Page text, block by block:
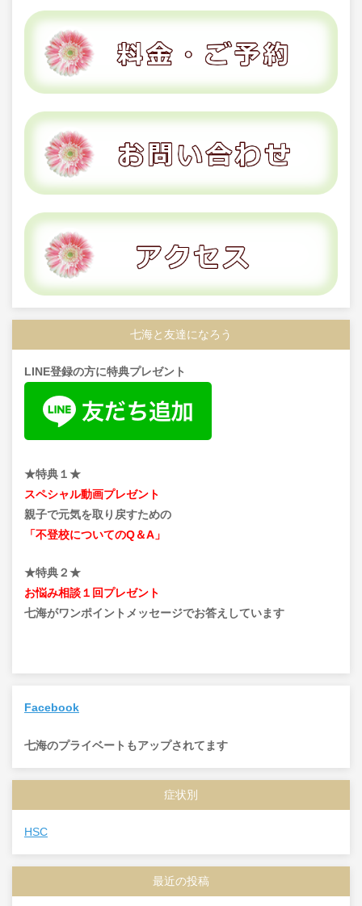
七海と友達になろう
LINE登録の方に特典プレゼント
★特典１★
スペシャル動画プレゼント
親子で元気を取り戻すための
「不登校についてのQ＆A」
★特典２★
お悩み相談１回プレゼント
七海がワンポイントメッセージでお答えしています
Facebook
七海のプライベートもアップされてます
症状別
HSC
最近の投稿